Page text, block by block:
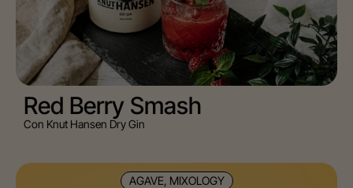
Red Berry Smash
Con Knut Hansen Dry Gin
AGAVE, MIXOLOGY